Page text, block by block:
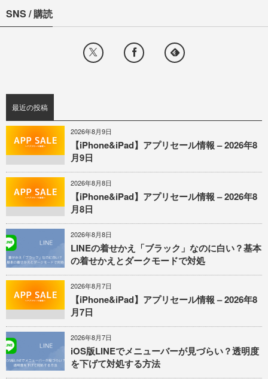
SNS / 購読
最近の投稿
2026年8月9日
【iPhone&iPad】アプリセール情報 – 2026年8
月9日
2026年8月8日
【iPhone&iPad】アプリセール情報 – 2026年8
月8日
2026年8月8日
LINEの着せかえ「ブラック」なのに白い？基本
の着せかえとダークモードで対処
2026年8月7日
【iPhone&iPad】アプリセール情報 – 2026年8
月7日
2026年8月7日
iOS版LINEでメニューバーが見づらい？透明度
を下げて対処する方法